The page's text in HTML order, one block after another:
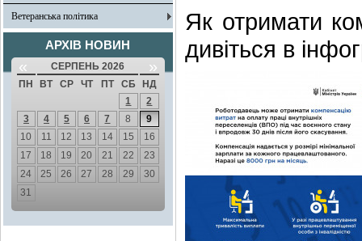
Ветеранська політика
АРХІВ НОВИН
« СЕРПЕНЬ 2026 »
ПН ВТ СР ЧТ ПТ СБ
НД
1
2
3
4 5 6 7 8
9
10
11 12 13 14 15
16
17
18 19 20 21 22
23
24
25 26 27 28 29
30
31
Як отримати
дивіться в